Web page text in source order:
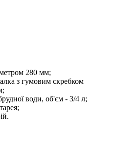
280 мм;
з гумовим скребком
води, об'єм - 3/4 л;